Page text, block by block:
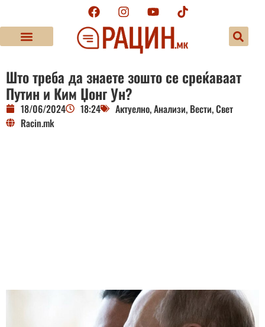
Што треба да знаете зошто се среќаваат
Путин и Ким Џонг Ун?
18/06/2024 18:24 Актуелно,Анализи, Вести,Свет
Racin.mk